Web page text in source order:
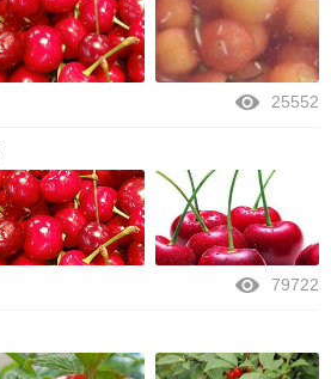
25552
79722